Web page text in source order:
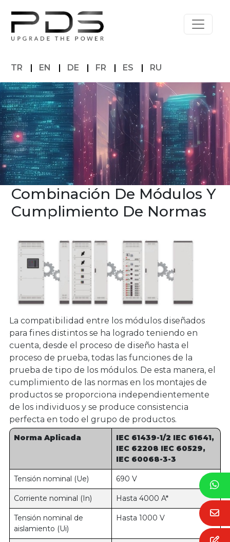
TR EN DE FR ES RU
Combinación De Módulos Y
Cumplimiento De Normas
La compatibilidad entre los módulos diseñados
para fines distintos se ha logrado teniendo en
cuenta, desde el proceso de diseño hasta el
proceso de prueba, todas las funciones de la
prueba de tipo de los módulos. De esta manera, el
cumplimiento de las normas en los montajes de
productos se proporciona independientemente
de los individuos y se produce consistencia
perfecta en todo el grupo de productos.
Norma Aplicada
IEC 61439-1/2 IEC 61641,
IEC 62208 IEC 60529,
IEC 60068-3-3
Tensión nominal (Ue) 690 V
Corriente nominal (In) Hasta 4000 A*
Tensión nominal de
aislamiento (Ui)
Hasta 1000 V